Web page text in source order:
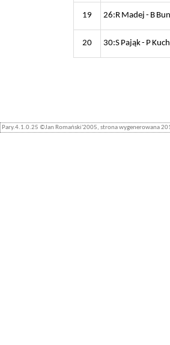
19 26:R Madej - B
20 30:S Pająk - P
Pary.4.1.0.25 ©Jan Romański'2005, strona wygenerowana